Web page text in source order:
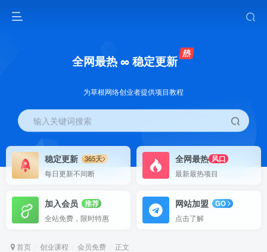
全网最热 ∞ 稳定更新
为草根网络创业者提供项目教程
输入关键词搜索
稳定更新
365天
每日更新不间断
全网最热 风口
最新最热项目
加入会员
推荐
全站免费，限时特惠
网站加盟
GO
点击了解
首页 创业课程 会员免费 正文